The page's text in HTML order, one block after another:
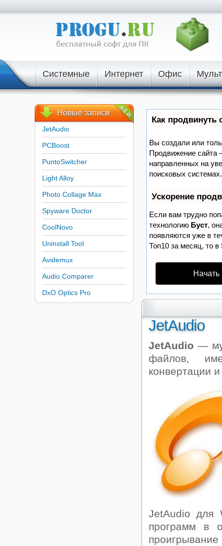
Системные Интернет Офис
Как продвинуть
Вы создали или
Продвижение сайта
направленных на
поисковых системах.
Ускорение
Если вам трудно
технологию Буст,
появляются уже в
Топ10 за месяц, то в
JetAudio
JetAudio —
файлов,
конвертации
JetAudio для
программ в
Новыезаписи
JetAudio
PCBoost
PuntoSwitcher
Light Alloy
Photo Collage Max
Spyware Doctor
CoolNovo
Uninstall Tool
Avidemux
Audio Comparer
DxO Optics Pro